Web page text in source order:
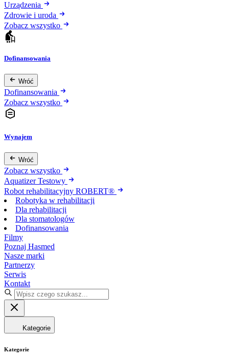
Urządzenia
Zdrowie i uroda
Zobacz wszystko
Dofinansowania
Wróć
Dofinansowania
Zobacz wszystko
Wynajem
Wróć
Zobacz wszystko
Aquatizer Testowy
Robot rehabilitacyjny ROBERT®
Robotyka w rehabilitacji
Dla rehabilitacji
Dla stomatologów
Dofinansowania
Filmy
Poznaj Hasmed
Nasze marki
Partnerzy
Serwis
Kontakt
Kategorie
Kategorie